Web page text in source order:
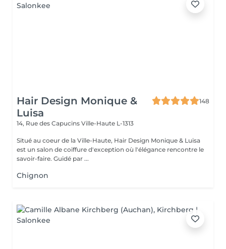
Hair Design Monique &
Luisa
148
14, Rue des Capucins Ville-Haute L-1313
Situé au coeur de la Ville-Haute, Hair Design Monique & Luisa
est un salon de coiffure d'exception où l'élégance rencontre le
savoir-faire. Guidé par ...
Chignon